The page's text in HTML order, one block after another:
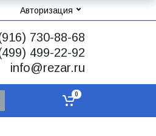
Авторизация
730-88-68
499-22-92
info@rezar.ru
0